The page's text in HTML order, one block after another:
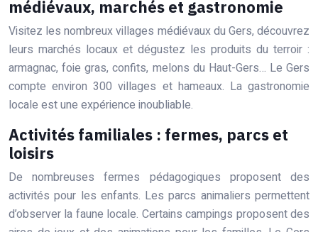
médiévaux, marchés et gastronomie
Visitez les nombreux villages médiévaux du Gers, découvrez
leurs marchés locaux et dégustez les produits du terroir :
armagnac, foie gras, confits, melons du Haut-Gers… Le Gers
compte environ 300 villages et hameaux. La gastronomie
locale est une expérience inoubliable.
Activités familiales : fermes, parcs et
loisirs
De nombreuses fermes pédagogiques proposent des
activités pour les enfants. Les parcs animaliers permettent
d’observer la faune locale. Certains campings proposent des